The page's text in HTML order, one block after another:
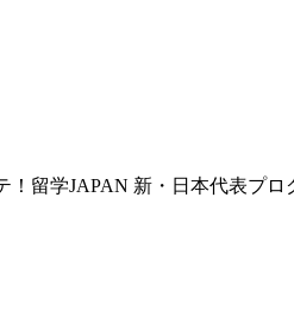
留学JAPAN 新・日本代表プ